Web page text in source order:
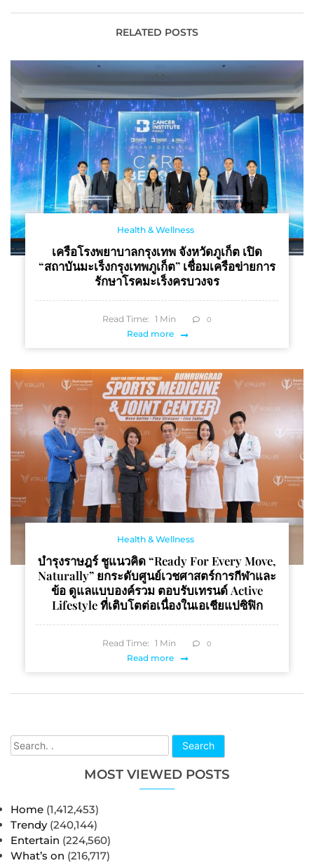
Search
MOST VIEWED POSTS
Home (1,412,453)
Trendy (240,144)
Entertain (224,560)
What’s on (216,717)
KOMBUCHA
SPARKLING” มายด์เรื่อง
“โอ๊ควูด สวีท ติวานนท์”
เซอร์วิส เรสซิเดนซ์หรู
RELATED POSTS
Health & Wellness
เครือโรงพยาบาลกรุงเทพ จังหวัดภูเก็ต เปิด
“สถาบันมะเร็งกรุงเทพภูเก็ต” เชื่อมเครือข่ายการ
รักษาโรคมะเร็งครบวงจร
Read Time: 1 Min 0
Read more
Health & Wellness
บำรุงราษฎร์ ชูแนวคิด “Ready For Every Move,
Naturally” ยกระดับศูนย์เวชศาสตร์การกีฬาและ
ข้อ ดูแลแบบองค์รวม ตอบรับเทรนด์ Active
Lifestyle ที่เติบโตต่อเนื่องในเอเชียแปซิฟิก
Read Time: 1 Min 0
Read more